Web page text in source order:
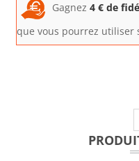
Gagnez 4 € de
que vous pourrez utiliser